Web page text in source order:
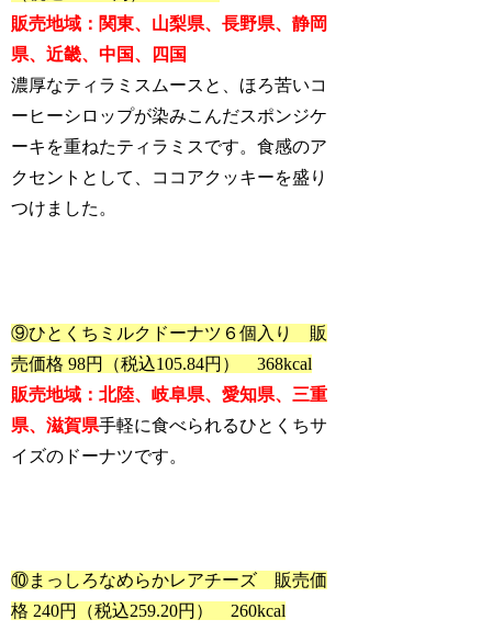
販売地域：関東、山梨県、長野県、静岡
県、近畿、中国、四国
濃厚なティラミスムースと、ほろ苦いコ
ーヒーシロップが染みこんだスポンジケ
ーキを重ねたティラミスです。食感のア
クセントとして、ココアクッキーを盛り
つけました。
⑨ひとくちミルクドーナツ６個入り 販
売価格 98円（税込105.84円） 368kcal
販売地域：北陸、岐阜県、愛知県、三重
県、滋賀県手軽に食べられるひとくちサ
イズのドーナツです。
⑩まっしろなめらかレアチーズ 販売価
格 240円（税込259.20円） 260kcal